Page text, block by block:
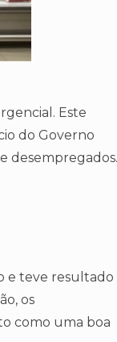
Este
do Governo
desempregados.
e teve resultado
os
como uma boa